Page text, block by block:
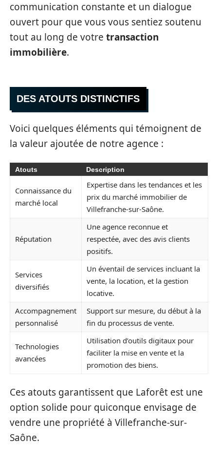
communication constante et un dialogue
ouvert pour que vous vous sentiez soutenu
tout au long de votre transaction
immobilière.
DES ATOUTS DISTINCTIFS
Voici quelques éléments qui témoignent de
la valeur ajoutée de notre agence :
Atouts Description
Connaissance du
marché local
Expertise dans les tendances et les
prix du marché immobilier de
Villefranche-sur-Saône.
Réputation
Une agence reconnue et
respectée, avec des avis clients
positifs.
Services
diversifiés
Un éventail de services incluant la
vente, la location, et la gestion
locative.
Accompagnement
personnalisé
Support sur mesure, du début à la
fin du processus de vente.
Technologies
avancées
Utilisation d’outils digitaux pour
faciliter la mise en vente et la
promotion des biens.
Ces atouts garantissent que Laforêt est une
option solide pour quiconque envisage de
vendre une propriété à Villefranche-sur-
Saône.